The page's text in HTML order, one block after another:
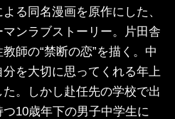
る同名漫画を原作にした、
ンラブストーリー。片田舎
師の“禁断の恋”を描く。中
を大切に思ってくれる年上
。しかし赴任先の学校で出
10歳年下の男子中学生に